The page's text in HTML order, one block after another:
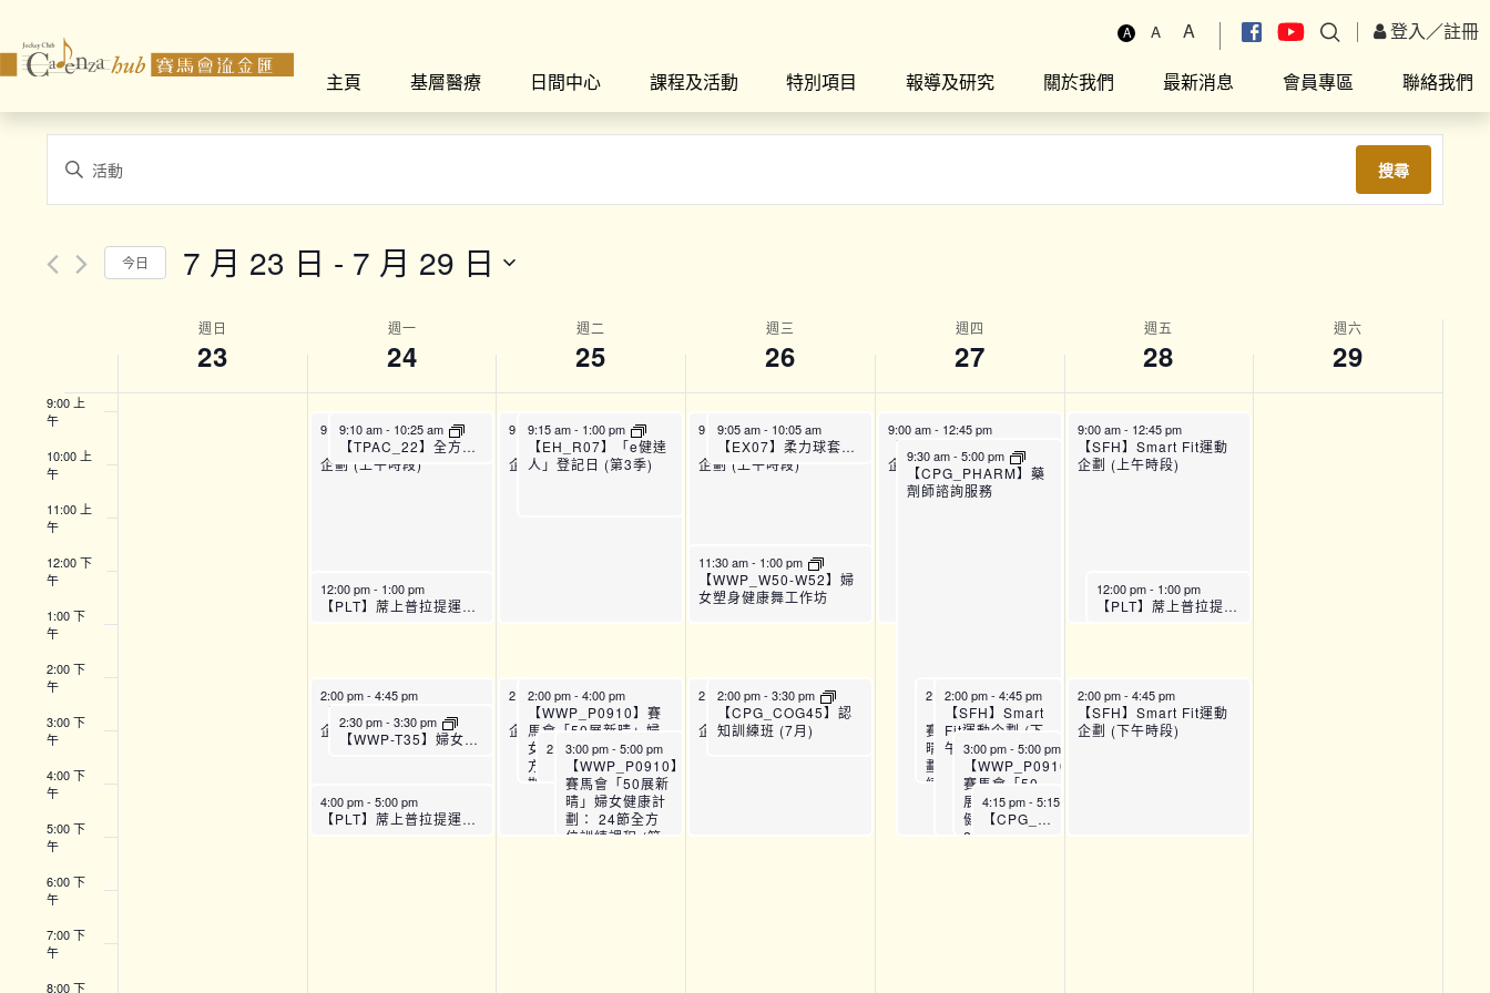
A A A 登入／註冊
主頁
基層醫療 日間中心 課程及活動 特別項目 報導及研究 關於我們 最新消息 會員專區 聯絡我們
Events
Search
and
Views
Navigation
Enter
Events
搜尋
今日 7 月 23 日 - 7 月 29 日
date.
of
Events
週日
23
週一
24
週二
25
週三
26
週四
27
週五
28
週六
29
午
4:00 上
午
午
9:00 上
午
10:00 上
午
11:00 上
午
12:00 下
午
1:00 下
午
2:00 下
午
3:00 下
午
4:00 下
午
5:00 下
午
6:00 下
午
7:00 下
午
8:00 下
9:00 am-12:45 pm
【SFH】Smart Fit運動
企劃 (上午時段)
9:10 am- 10:25 am
【TPAC_22】全方位運動訓練班 (A班)
12:00 pm- 1:00 pm
【PLT】蓆上普拉提運動班 (A班)
2:00 pm- 4:45 pm
【SFH】Smart Fit運動
企劃 (下午時段)
2:30 pm- 3:30 pm
【WWP-T35】婦女營養講座: 骨More靈飲食法則
4:00 pm- 5:00 pm
【PLT】蓆上普拉提運動班 (C班)
9:00 am-12:45 pm
【SFH】Smart Fit運動
企劃 (上午時段)
9:15 am- 1:00 pm
【EH_R07】「e健達
人」登記日 (第3季)
2:00 pm-4:45 pm
【SFH】Smart Fit運動
企劃 (下午時段)
2:00 pm-4:00 pm
【WWP_P0910】賽
馬會「50展新晴」婦
女健康計劃： 24節全
方位訓練課程 (第五
期)_P09
2:45 pm-3:45 pm
【CPG_T-VIS24】視力講座(7月)
3:00 pm-5:00 pm
【WWP_P0910】
賽馬會「50展新
晴」婦女健康計
劃： 24節全方
位訓練課程 (第
9:00 am-12:45 pm
【SFH】Smart Fit運動
企劃 (上午時段)
9:05 am- 10:05 am
【EX07】柔力球套路班：初班 (7月)
11:30 am- 1:00 pm
【WWP_W50-W52】婦
女塑身健康舞工作坊
2:00 pm-4:45 pm
【SFH】Smart Fit運動
企劃 (下午時段)
2:00 pm-3:30 pm
【CPG_COG45】認
知訓練班 (7月)
9:00 am- 12:45 pm
【SFH】Smart Fit運動
企劃 (上午時段)
9:30 am- 5:00 pm
【CPG_PHARM】藥
劑師諮詢服務
2:00 pm-4:00 pm
【WWP_P0910】
賽馬會「50展新
晴」婦女健康計
劃： 24節全方位訓
練課程 (第五
期)_P09
2:00 pm- 4:45 pm
【SFH】Smart
Fit運動企劃 (下
午時段)
3:00 pm- 5:00 pm
【WWP_P0910】
賽馬會「50
展新晴」婦女
健康計劃：
24節全方位
4:15 pm- 5:15 pm
【CPG_EX_PAIN34/35】運動班 – 痛症管理 (7月)
9:00 am- 12:45 pm
【SFH】Smart Fit運動
企劃 (上午時段)
12:00 pm- 1:00 pm
【PLT】蓆上普拉提運動班 (B班)
2:00 pm- 4:45 pm
【SFH】Smart Fit運動
企劃 (下午時段)